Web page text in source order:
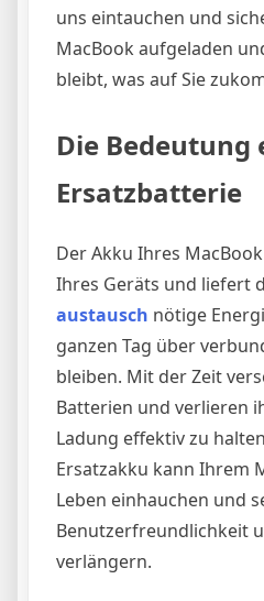
uns eintauchen und
MacBook aufgeladen
bleibt, was auf Sie
Die Bedeutung
Ersatzbatterie
Der Akku Ihres
Ihres Geräts und liefert
austausch nötige
ganzen Tag über
bleiben. Mit der Zeit
Batterien und verlieren
Ladung effektiv zu
Ersatzakku kann Ihrem
Leben einhauchen und
Benutzerfreundlichkeit
verlängern.